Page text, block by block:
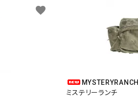
favorite
MYSTERYRANCH
ミステリーランチ